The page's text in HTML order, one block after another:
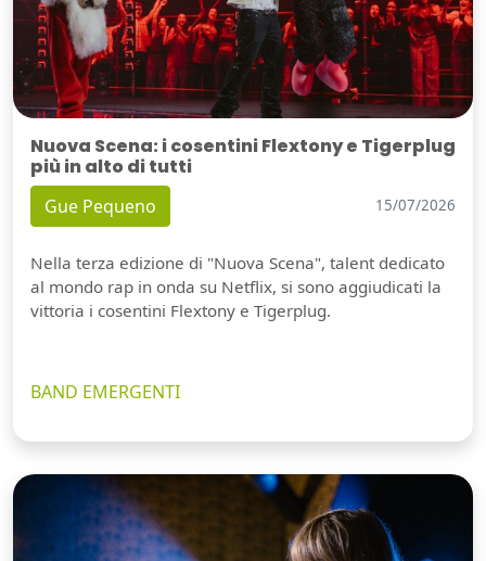
Nuova Scena: i cosentini Flextony e Tigerplug
più in alto di tutti
Gue Pequeno 15/07/2026
Nella terza edizione di "Nuova Scena", talent dedicato
al mondo rap in onda su Netflix, si sono aggiudicati la
vittoria i cosentini Flextony e Tigerplug.
BAND EMERGENTI